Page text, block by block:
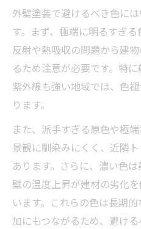
外壁塗装で避けるべき色に
す。まず、極端に明るすぎ
反射や熱吸収の問題から建
るため注意が必要です。特
紫外線も強い地域では、色
ります。
また、派手すぎる原色や極
景観に馴染みにくく、近隣
あります。さらに、濃い色
壁の温度上昇が建材の劣化
います。これらの色は長期
加にもつながるため、避ける